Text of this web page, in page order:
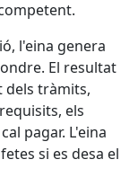
l'eina genera
El resultat
dels tràmits,
els
pagar. L'eina
si es desa el